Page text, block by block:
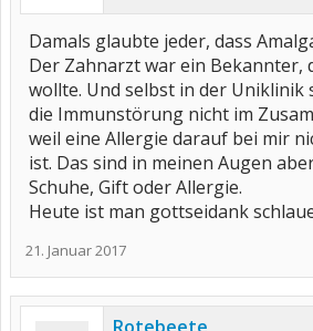
Damals glaubte jeder, dass
Der Zahnarzt war ein Bekannter,
wollte. Und selbst in der Uniklinik
die Immunstörung nicht im
weil eine Allergie darauf bei mir
ist. Das sind in meinen Augen
Schuhe, Gift oder Allergie.
Heute ist man gottseidank
21. Januar 2017